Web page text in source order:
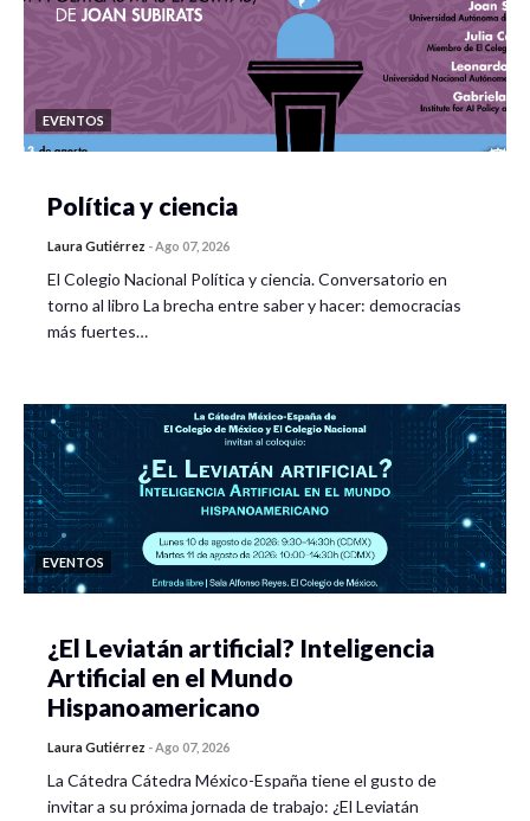
EVENTOS
Política y ciencia
Laura Gutiérrez -Ago 07, 2026
El Colegio Nacional Política y ciencia. Conversatorio en
torno al libro La brecha entre saber y hacer: democracias
más fuertes…
EVENTOS
¿El Leviatán artificial? Inteligencia
Artificial en el Mundo
Hispanoamericano
Laura Gutiérrez -Ago 07, 2026
La Cátedra Cátedra México-España tiene el gusto de
invitar a su próxima jornada de trabajo: ¿El Leviatán